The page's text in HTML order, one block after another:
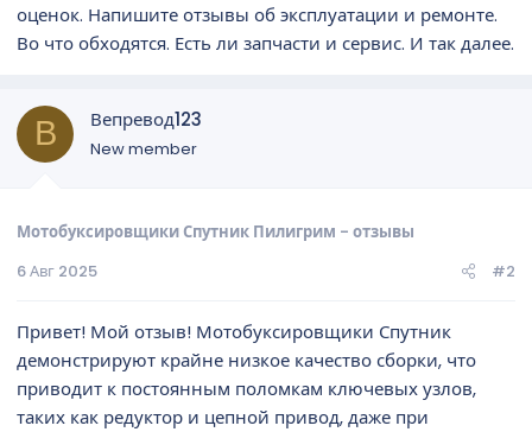
оценок. Напишите отзывы об эксплуатации и ремонте.
Во что обходятся. Есть ли запчасти и сервис. И так далее.
В Вепревод123
New member
Мотобуксировщики Спутник Пилигрим - отзывы
6 Авг 2025
#2
Привет! Мой отзыв! Мотобуксировщики Спутник
демонстрируют крайне низкое качество сборки, что
приводит к постоянным поломкам ключевых узлов,
таких как редуктор и цепной привод, даже при